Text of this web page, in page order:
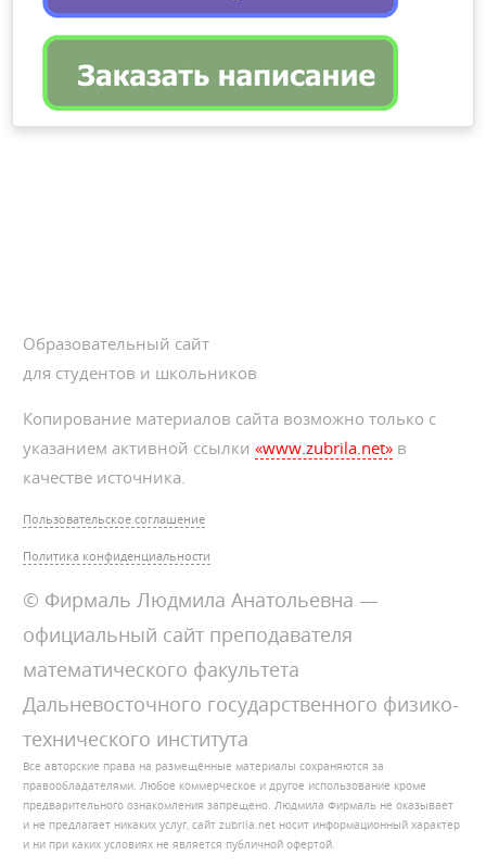
Образовательный сайт
для студентов и школьников
Копирование материалов сайта возможно только с
указанием активной ссылки«www.zubrila.net» в
качестве источника.
Пользовательское соглашение
Политика конфиденциальности
© Фирмаль Людмила Анатольевна —
официальный сайт преподавателя
математического факультета
Дальневосточного государственного физико-
технического института
Все авторские права на размещённые материалы сохраняются за
правообладателями. Любое коммерческое и другое использование кроме
предварительного ознакомления запрещено. Людмила Фирмаль не оказывает
и не предлагает никаких услуг, сайт zubrila.net носит информационный характер
и ни при каких условиях не является публичной офертой.